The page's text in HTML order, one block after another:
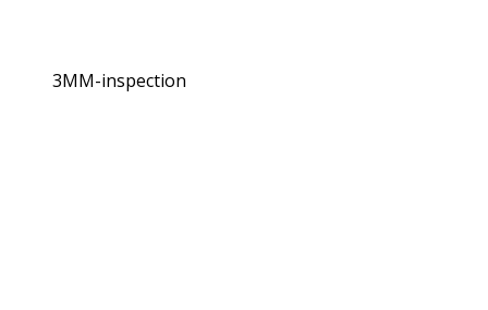
3MM-inspection